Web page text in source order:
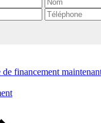
de financement